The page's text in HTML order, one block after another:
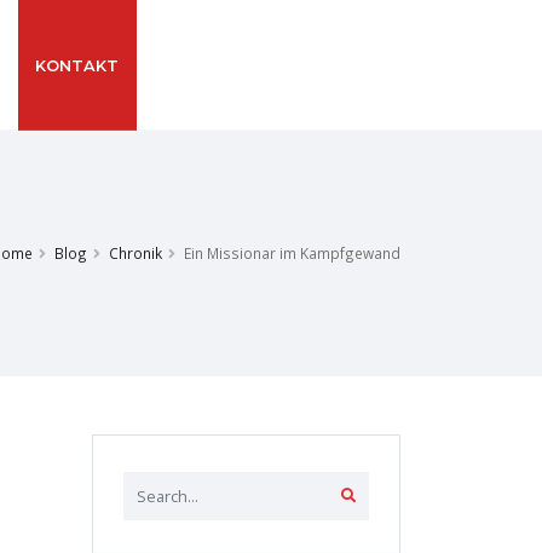
KONTAKT
Blog Chronik Ein Missionar im Kampfgewand